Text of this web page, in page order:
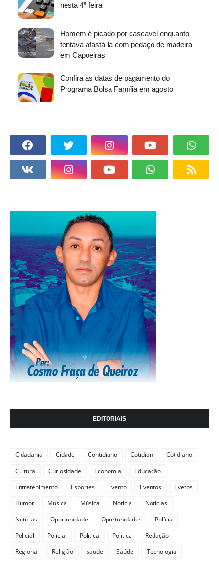
nesta 4ª feira
Homem é picado por cascavel enquanto
tentava afastá-la com pedaço de madeira
em Capoeiras
Confira as datas de pagamento do
Programa Bolsa Família em agosto
EDITORIAIS
Cidadania Cidade Contidiano Cotidian
Cotidiano
Cultura
Curiosidade Economia
Educação
Entretenimento
Esportes Evento Eventos
Evetos
Humor
Musica Música Noticia
Noticias
Notícias
Oportunidade Oportunidades
Polícia
Policial
Polícial Politica Política
Redação
Regional
Religião saude Saúde Tecnologia